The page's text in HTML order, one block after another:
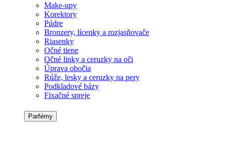
Make-upy
Korektory
Púdre
Bronzery, lícenky a rozjasňovače
Riasenky
Očné tiene
Očné linky a ceruzky na oči
Úprava obočia
Rúže, lesky a ceruzky na pery
Podkladové bázy
Fixačné spreje
Parfémy